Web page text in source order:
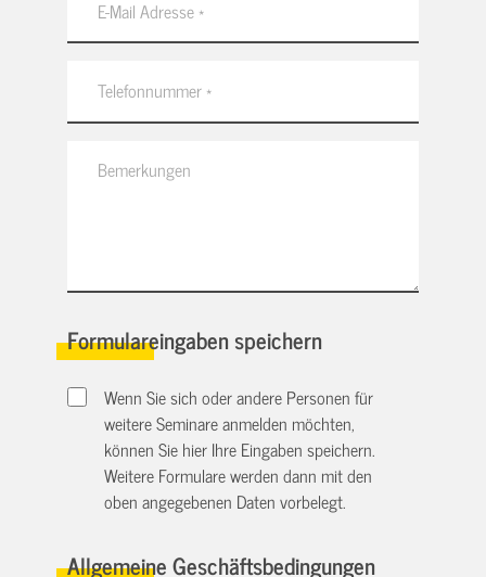
Formulareingaben speichern
Wenn Sie sich oder andere Personen für
weitere Seminare anmelden möchten,
können Sie hier Ihre Eingaben speichern.
Weitere Formulare werden dann mit den
oben angegebenen Daten vorbelegt.
Allgemeine Geschäftsbedingungen